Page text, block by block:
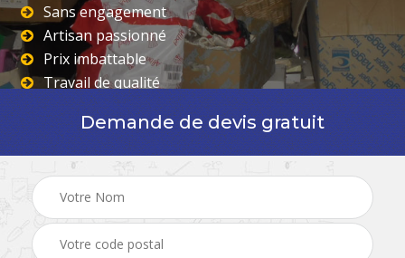
Sans engagement
Artisan passionné
Prix imbattable
Travail de qualité
Demande de devis gratuit